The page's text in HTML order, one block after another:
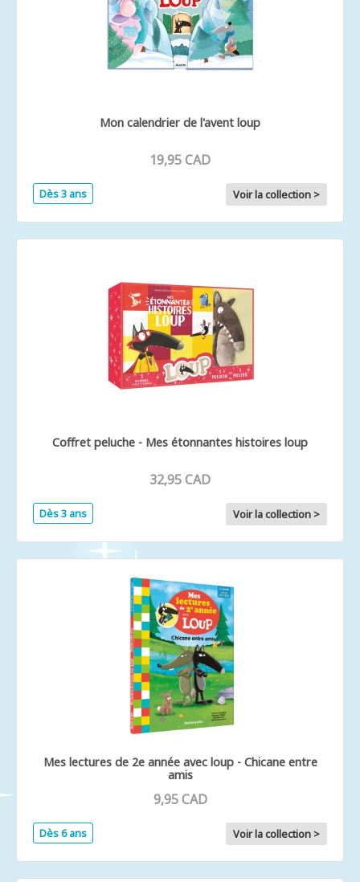
Mon calendrier de l'avent loup
19,95 CAD
Dès 3 ans Voir la collection >
Coffret peluche - Mes étonnantes histoires loup
32,95 CAD
Dès 3 ans Voir la collection >
Mes lectures de 2e année avec loup - Chicane entre
amis
9,95 CAD
Dès 6 ans Voir la collection >